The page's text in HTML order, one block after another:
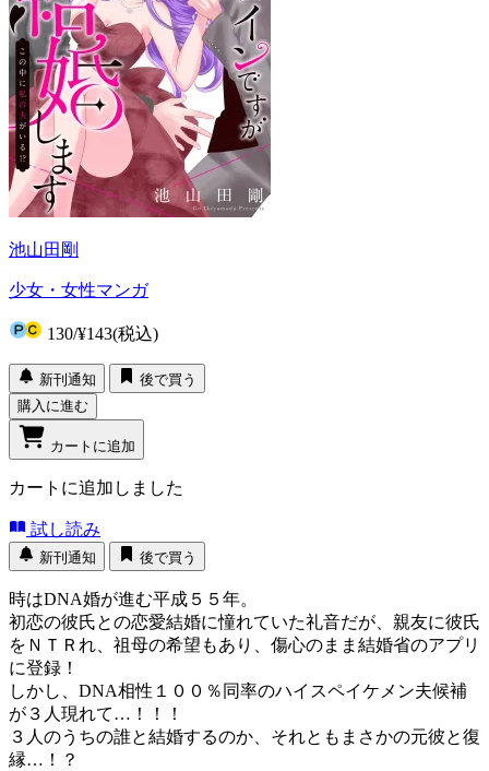
池山田剛
少女・女性マンガ
130/¥143(税込)
新刊通知
後で買う
購入に進む
カートに追加
カートに追加しました
試し読み
新刊通知 後で買う
時はDNA婚が進む平成５５年。
初恋の彼氏との恋愛結婚に憧れていた礼音だが、親友に彼氏
をＮＴＲれ、祖母の希望もあり、傷心のまま結婚省のアプリ
に登録！
しかし、DNA相性１００％同率のハイスペイケメン夫候補
が３人現れて…！！！
３人のうちの誰と結婚するのか、それともまさかの元彼と復
縁…！？